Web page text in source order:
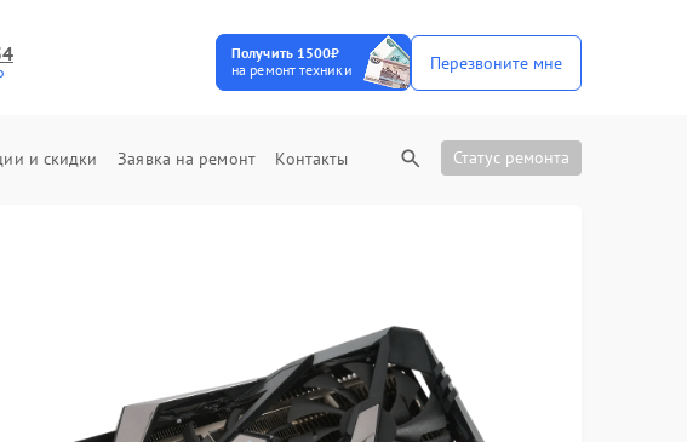
Получить 1500₽
на ремонт техники
Перезвоните мне
и скидки Заявка на ремонт Контакты Статус ремонта